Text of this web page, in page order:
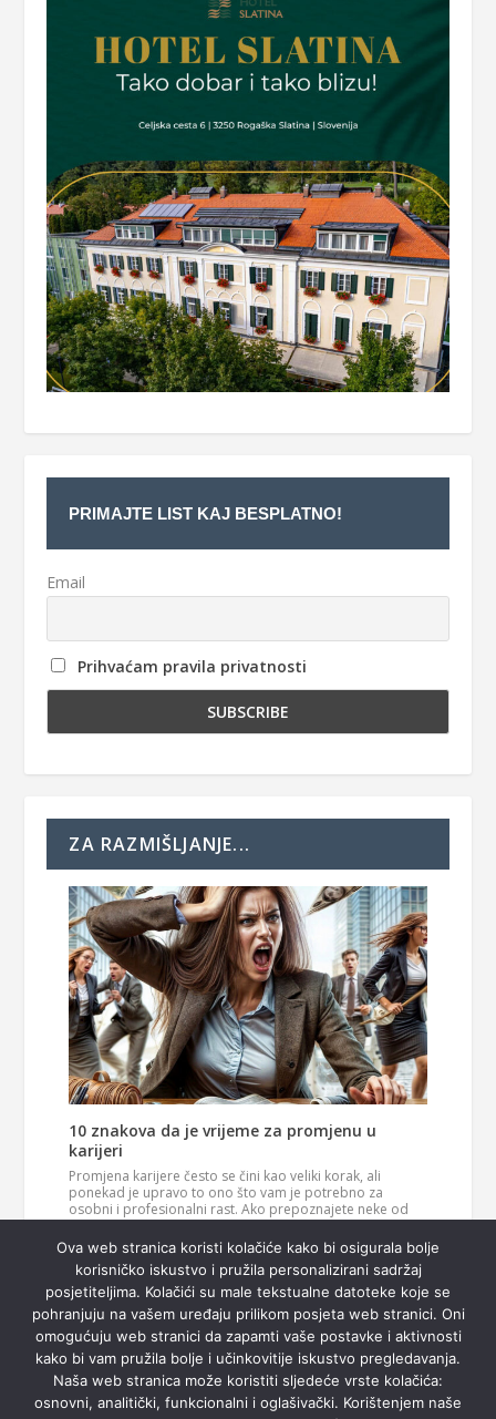
PRIMAJTE LIST KAJ BESPLATNO!
Email
Prihvaćam pravila privatnosti
ZA RAZMIŠLJANJE...
10 znakova da je vrijeme za promjenu u
karijeri
Promjena karijere često se čini kao veliki korak, ali
ponekad je upravo to ono što vam je potrebno za
osobni i profesionalni rast. Ako prepoznajete neke od
ovih znakova, možda je vrijeme da razmislite o novom
smjeru u svom životu. 1. Vaš posao više vas…Pročitaj
više
Ova web stranica koristi kolačiće kako bi osigurala bolje
korisničko iskustvo i pružila personalizirani sadržaj
posjetiteljima. Kolačići su male tekstualne datoteke koje se
pohranjuju na vašem uređaju prilikom posjeta web stranici. Oni
omogućuju web stranici da zapamti vaše postavke i aktivnosti
kako bi vam pružila bolje i učinkovitije iskustvo pregledavanja.
Naša web stranica može koristiti sljedeće vrste kolačića:
osnovni, analitički, funkcionalni i oglašivački. Korištenjem naše